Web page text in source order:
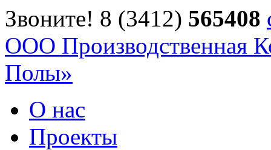
Звоните! 8 (3412) 565408
ООО Производственная
Полы»
О нас
Проекты